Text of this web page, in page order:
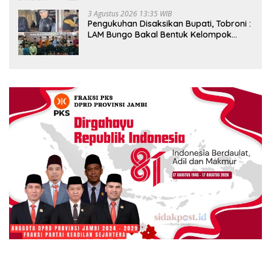
3 Agustus 2026 13:35 WIB
Pengukuhan Disaksikan Bupati, Tobroni :
LAM Bungo Bakal Bentuk Kelompok